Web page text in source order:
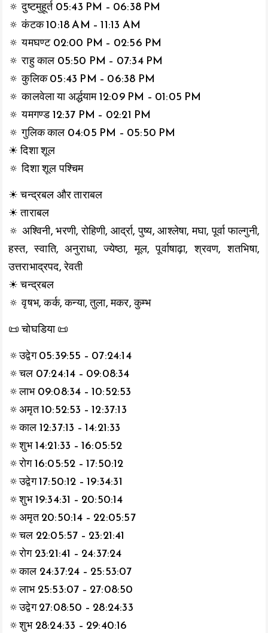
🔅 दुष्टमुहूर्त 05:43 PM – 06:38 PM
🔅 कंटक 10:18 AM – 11:13 AM
🔅 यमघण्ट 02:00 PM – 02:56 PM
🔅 राहु काल 05:50 PM – 07:34 PM
🔅 कुलिक 05:43 PM – 06:38 PM
🔅 कालवेला या अर्द्धयाम 12:09 PM – 01:05 PM
🔅 यमगण्ड 12:37 PM – 02:21 PM
🔅 गुलिक काल 04:05 PM – 05:50 PM
☀ दिशा शूल
🔅 दिशा शूल पश्चिम
☀ चन्द्रबल और ताराबल
☀ ताराबल
🔅 अश्विनी, भरणी, रोहिणी, आर्द्रा, पुष्य, आश्लेषा, मघा, पूर्वा फाल्गुनी,
हस्त, स्वाति, अनुराधा, ज्येष्ठा, मूल, पूर्वाषाढ़ा, श्रवण, शतभिषा,
उत्तराभाद्रपद, रेवती
☀ चन्द्रबल
🔅 वृषभ, कर्क, कन्या, तुला, मकर, कुम्भ
📜 चोघडिया 📜
🔅उद्वेग 05:39:55 – 07:24:14
🔅चल 07:24:14 – 09:08:34
🔅लाभ 09:08:34 – 10:52:53
🔅अमृत 10:52:53 – 12:37:13
🔅काल 12:37:13 – 14:21:33
🔅शुभ 14:21:33 – 16:05:52
🔅रोग 16:05:52 – 17:50:12
🔅उद्वेग 17:50:12 – 19:34:31
🔅शुभ 19:34:31 – 20:50:14
🔅अमृत 20:50:14 – 22:05:57
🔅चल 22:05:57 – 23:21:41
🔅रोग 23:21:41 – 24:37:24
🔅काल 24:37:24 – 25:53:07
🔅लाभ 25:53:07 – 27:08:50
🔅उद्वेग 27:08:50 – 28:24:33
🔅शुभ 28:24:33 – 29:40:16